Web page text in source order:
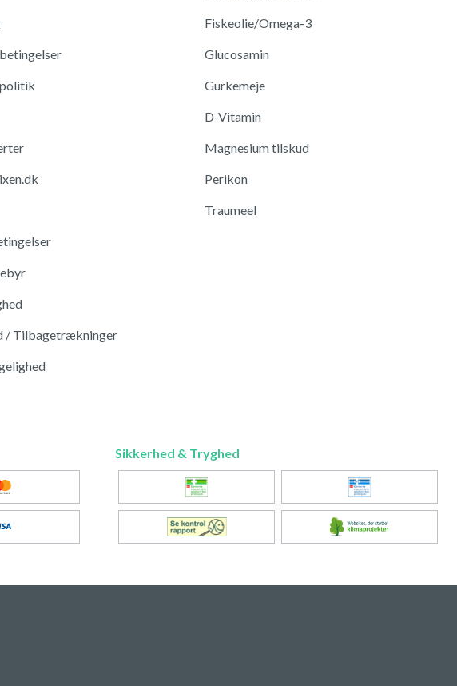
/ Tilbagetrækninger
Fiskeolie/Omega-3
Glucosamin
Gurkemeje
D-Vitamin
Magnesium tilskud
Perikon
Traumeel
Sikkerhed & Tryghed